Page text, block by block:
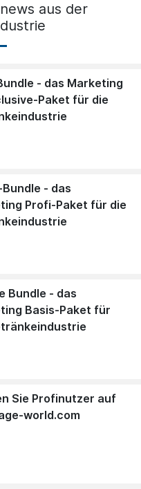
aus der
- das Marketing
Paket für die
- das
Profi-Paket für die
Bundle - das
Basis-Paket für
Sie Profinutzer auf
world.com